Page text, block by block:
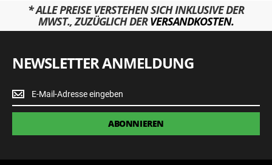
* ALLE PREISE VERSTEHEN SICH INKLUSIVE DER
MWST., ZUZÜGLICH DERVERSANDKOSTEN.
NEWSLETTER ANMELDUNG
Newsletter
Anmeldung
ABONNIEREN